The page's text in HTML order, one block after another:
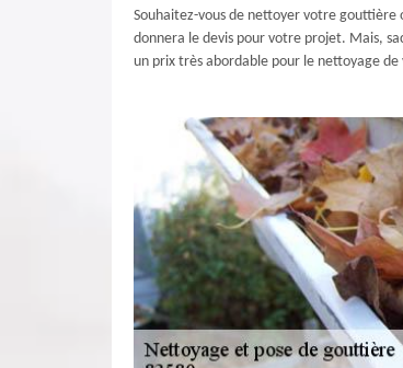
Souhaitez-vous de nettoyer votre gouttière
donnera le devis pour votre projet. Mais,
un prix très abordable pour le nettoyage